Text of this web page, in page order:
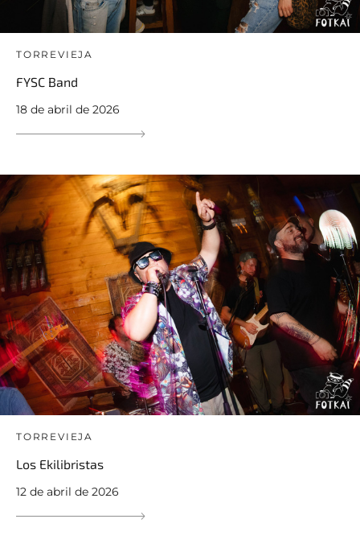
TORREVIEJA
FYSC Band
18 de abril de 2026
TORREVIEJA
Los Ekilibristas
12 de abril de 2026